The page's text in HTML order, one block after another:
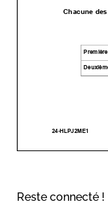
Reste connecté